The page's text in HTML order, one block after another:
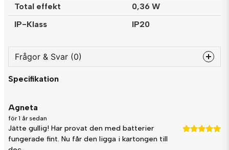
Total effekt
0,36 W
IP-Klass
IP20
Frågor & Svar (0)
question
name
Namn
Specifikation
Agneta
för 1 år sedan
Jätte gullig! Har provat den med batterier
fungerade fint. Nu får den ligga i kartongen till